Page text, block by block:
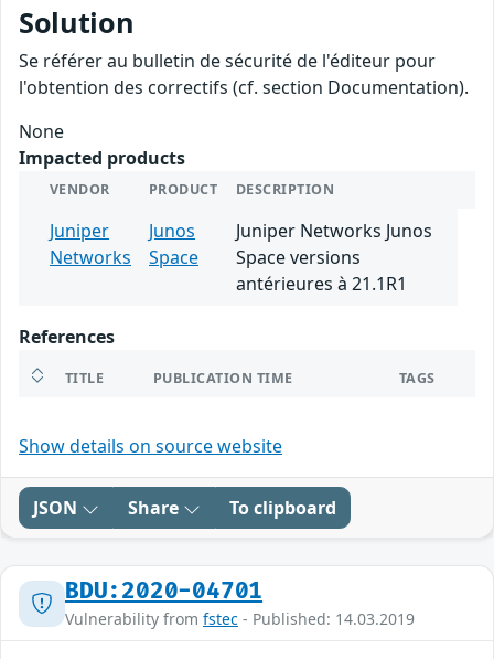
Solution
Se référer au bulletin de sécurité de l'éditeur pour
l'obtention des correctifs (cf. section Documentation).
None
Impacted products
VENDOR PRODUCT DESCRIPTION
Juniper
Networks
Junos
Space
Juniper Networks Junos
Space versions
antérieures à 21.1R1
References
TITLE PUBLICATION TIME TAGS
Show details on source website
JSON Share To clipboard
BDU:2020-04701
Vulnerability from fstec - Published: 14.03.2019